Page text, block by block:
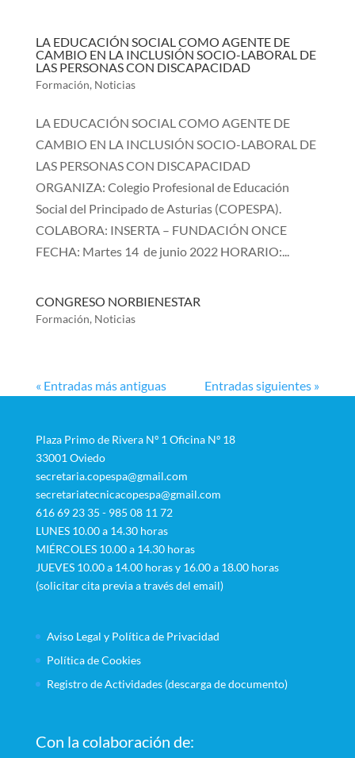
LA EDUCACIÓN SOCIAL COMO AGENTE DE
CAMBIO EN LA INCLUSIÓN SOCIO-LABORAL DE
LAS PERSONAS CON DISCAPACIDAD
Formación, Noticias
LA EDUCACIÓN SOCIAL COMO AGENTE DE
CAMBIO EN LA INCLUSIÓN SOCIO-LABORAL DE
LAS PERSONAS CON DISCAPACIDAD
ORGANIZA: Colegio Profesional de Educación
Social del Principado de Asturias (COPESPA).
COLABORA: INSERTA – FUNDACIÓN ONCE
FECHA: Martes 14 de junio 2022 HORARIO:...
CONGRESO NORBIENESTAR
Formación, Noticias
« Entradas más antiguas Entradas siguientes »
Plaza Primo de Rivera Nº 1 Oficina Nº 18
33001 Oviedo
secretaria.copespa@gmail.com
secretariatecnicacopespa@gmail.com
616 69 23 35 - 985 08 11 72
LUNES 10.00 a 14.30 horas
MIÉRCOLES 10.00 a 14.30 horas
JUEVES 10.00 a 14.00 horas y 16.00 a 18.00 horas
(solicitar cita previa a través del email)
Aviso Legal y Política de Privacidad
Política de Cookies
Registro de Actividades (descarga de documento)
Con la colaboración de: